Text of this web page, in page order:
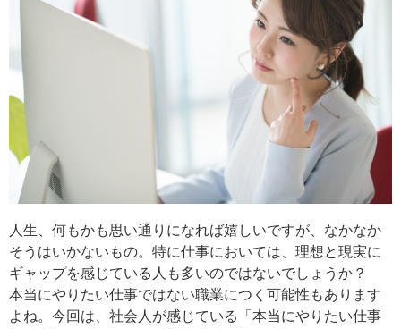
人生、何もかも思い通りになれば嬉しいですが、なかなか
そうはいかないもの。特に仕事においては、理想と現実に
ギャップを感じている人も多いのではないでしょうか？
本当にやりたい仕事ではない職業につく可能性もあります
よね。今回は、社会人が感じている「本当にやりたい仕事